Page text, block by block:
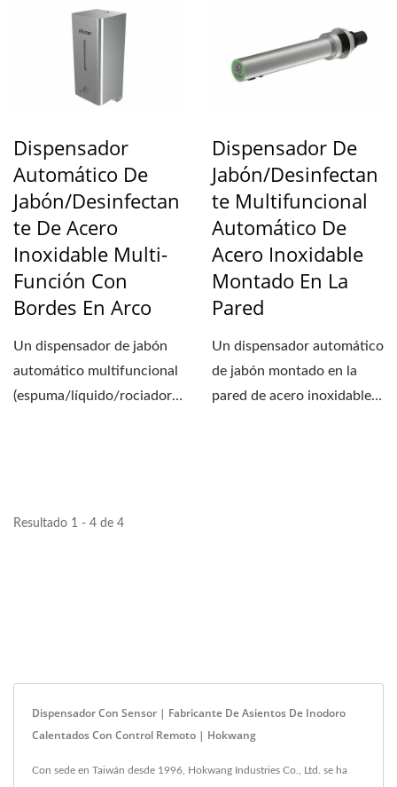
Dispensador
Automático De
Jabón/desinfectan
Te De Acero
Inoxidable Multi-
Función Con
Bordes En Arco
Un dispensador de jabón
automático multifuncional
(espuma/líquido/rociador)
Dispensador De
Jabón/desinfectan
Te Multifuncional
Automático De
Acero Inoxidable
Montado En La
Pared
Un dispensador automático
de jabón montado en la
pared de acero inoxidable,
Resultado 1 - 4 de 4
Dispensador Con Sensor | Fabricante De Asientos De Inodoro
Calentados Con Control Remoto | Hokwang
Con sede en Taiwán desde 1996, Hokwang Industries Co., Ltd. se ha